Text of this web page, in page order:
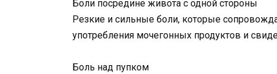
Боли посредине живота с одной стороны
Резкие и сильные боли, которые
употребления мочегонных продуктов и
Боль над пупком